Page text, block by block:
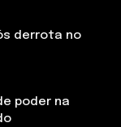
derrota no
poder na